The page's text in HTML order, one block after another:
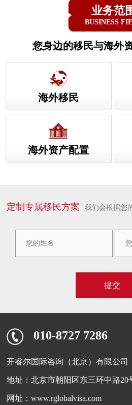
业务范
BUSINESS
您身边的移民与海外
海外移民
海外资产配置
定制专属移民方案 我们会根据您
010-8727 7286
开睿尔国际咨询（北京）有限公司
地址：北京市朝阳区东三环中路20
网址：www.rglobalvisa.com